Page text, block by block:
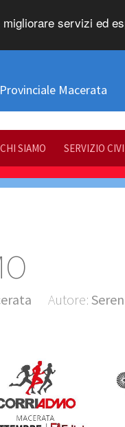
servizi ed
Provinciale Macerata
CHI SIAMO SERVIZIO
Autore: